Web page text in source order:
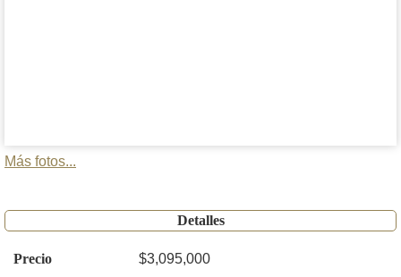
Más fotos...
Detalles
Precio $3,095,000